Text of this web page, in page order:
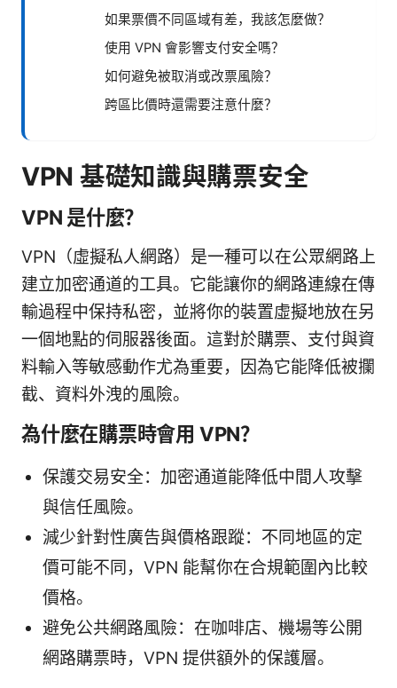
如果票價不同區域有差，我該怎麼做？
使用 VPN 會影響支付安全嗎？
如何避免被取消或改票風險？
跨區比價時還需要注意什麼？
VPN 基礎知識與購票安全
VPN 是什麼？
VPN（虛擬私人網路）是一種可以在公眾網路上
建立加密通道的工具。它能讓你的網路連線在傳
輸過程中保持私密，並將你的裝置虛擬地放在另
一個地點的伺服器後面。這對於購票、支付與資
料輸入等敏感動作尤為重要，因為它能降低被攔
截、資料外洩的風險。
為什麼在購票時會用 VPN？
保護交易安全：加密通道能降低中間人攻擊
與信任風險。
減少針對性廣告與價格跟蹤：不同地區的定
價可能不同，VPN 能幫你在合規範圍內比較
價格。
避免公共網路風險：在咖啡店、機場等公開
網路購票時，VPN 提供額外的保護層。